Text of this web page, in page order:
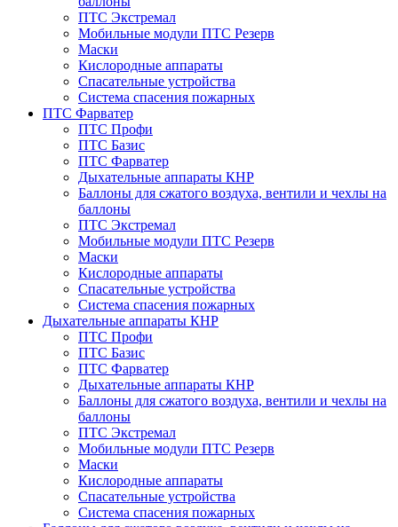
ПТС Экстремал
Мобильные модули ПТС Резерв
Маски
Кислородные аппараты
Спасательные устройства
Система спасения пожарных
ПТС Фарватер
ПТС Профи
ПТС Базис
ПТС Фарватер
Дыхательные аппараты КНР
Баллоны для сжатого воздуха, вентили и чехлы на
баллоны
ПТС Экстремал
Мобильные модули ПТС Резерв
Маски
Кислородные аппараты
Спасательные устройства
Система спасения пожарных
Дыхательные аппараты КНР
ПТС Профи
ПТС Базис
ПТС Фарватер
Дыхательные аппараты КНР
Баллоны для сжатого воздуха, вентили и чехлы на
баллоны
ПТС Экстремал
Мобильные модули ПТС Резерв
Маски
Кислородные аппараты
Спасательные устройства
Система спасения пожарных